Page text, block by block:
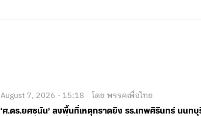
August 7, 2026 - 15:18 โดย พรรคเพื่อไทย
‘ศ.ดร.ยศชนัน’ ลงพื้นที่เหตุกราดยิง รร.เทพศิรินทร์ นน